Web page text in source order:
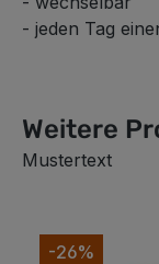
- jeden Tag
Weitere
Mustertext
-26%